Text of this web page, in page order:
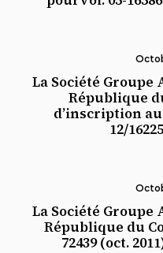
La Société
République
d’inscription
12/
La Société
République du
72439 (oct.